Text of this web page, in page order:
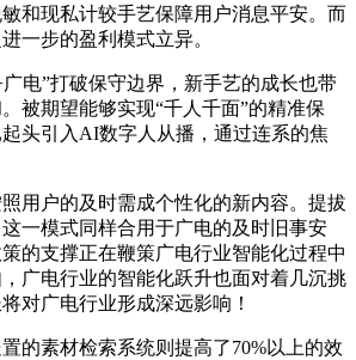
和现私计较手艺保障用户消息平安。而
一步的盈利模式立异。
”打破保守边界，新手艺的成长也带
被期望能够实现“千人千面”的精准保
头引入AI数字人从播，通过连系的焦
户的及时需成个性化的新内容。提拔
一模式同样合用于广电的及时旧事安
的支撑正在鞭策广电行业智能化过程中
广电行业的智能化跃升也面对着几沉挑
对广电行业形成深远影响！
素材检索系统则提高了70%以上的效